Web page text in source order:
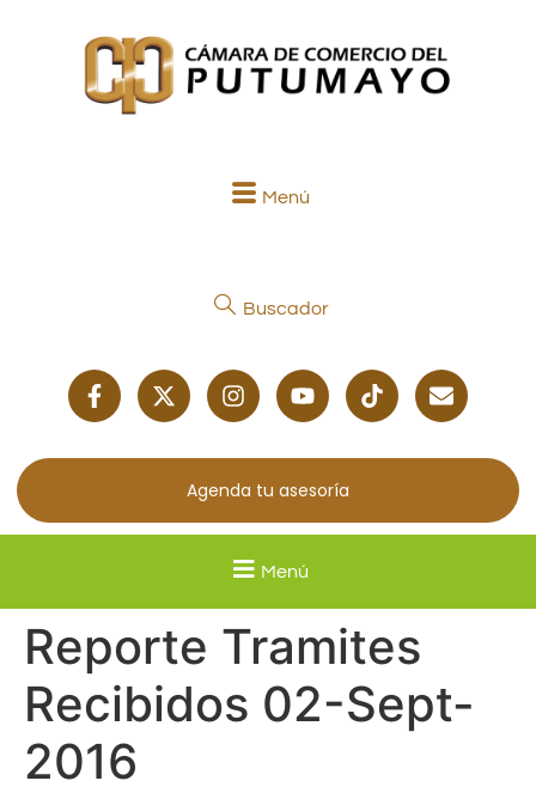
Menú
Buscador
Agenda tu asesoría
Menú
Reporte Tramites
Recibidos 02-Sept-
2016